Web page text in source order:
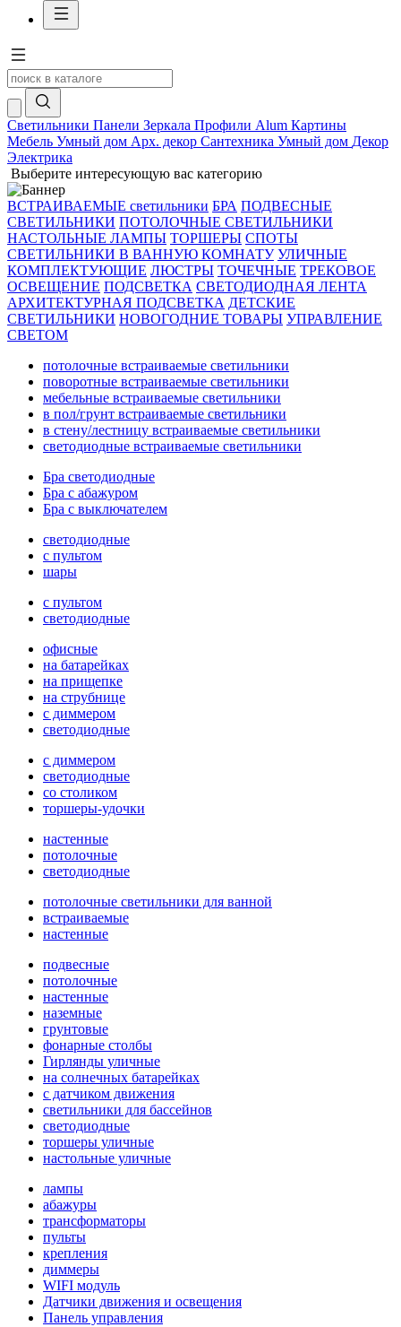
Светильники Панели Зеркала Профили Alum Картины
Мебель Умный дом Арх. декор Сантехника Умный дом Декор
Электрика
Выберите интересующую вас категорию
ВСТРАИВАЕМЫЕ светильники БРА ПОДВЕСНЫЕ
СВЕТИЛЬНИКИ ПОТОЛОЧНЫЕ СВЕТИЛЬНИКИ
НАСТОЛЬНЫЕ ЛАМПЫ ТОРШЕРЫ СПОТЫ
СВЕТИЛЬНИКИ В ВАННУЮ КОМНАТУ УЛИЧНЫЕ
КОМПЛЕКТУЮЩИЕ ЛЮСТРЫ ТОЧЕЧНЫЕ ТРЕКОВОЕ
ОСВЕЩЕНИЕ ПОДСВЕТКА СВЕТОДИОДНАЯ ЛЕНТА
АРХИТЕКТУРНАЯ ПОДСВЕТКА ДЕТСКИЕ
СВЕТИЛЬНИКИ НОВОГОДНИЕ ТОВАРЫ УПРАВЛЕНИЕ
СВЕТОМ
потолочные встраиваемые светильники
поворотные встраиваемые светильники
мебельные встраиваемые светильники
в пол/грунт встраиваемые светильники
в стену/лестницу встраиваемые светильники
светодиодные встраиваемые светильники
Бра светодиодные
Бра с абажуром
Бра с выключателем
светодиодные
с пультом
шары
с пультом
светодиодные
офисные
на батарейках
на прищепке
на струбнице
с диммером
светодиодные
с диммером
светодиодные
со столиком
торшеры-удочки
настенные
потолочные
светодиодные
потолочные светильники для ванной
встраиваемые
настенные
подвесные
потолочные
настенные
наземные
грунтовые
фонарные столбы
Гирлянды уличные
на солнечных батарейках
с датчиком движения
светильники для бассейнов
светодиодные
торшеры уличные
настольные уличные
лампы
абажуры
трансформаторы
пульты
крепления
диммеры
WIFI модуль
Датчики движения и освещения
Панель управления